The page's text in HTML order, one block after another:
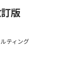
版
ティング